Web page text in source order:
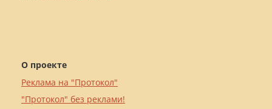
О проекте
Реклама на "Протокол"
"Протокол" без реклами!